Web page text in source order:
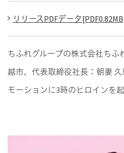
リリースPDFデータ
ちふれグループの株式会社ちふ
越市、代表取締役社長：朝妻
モーションに3時のヒロインを起